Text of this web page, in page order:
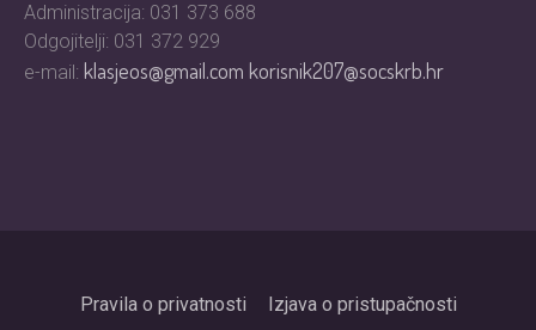
Administracija: 031 373 688
Odgojitelji: 031 372 929
e-mail: klasjeos@gmail.comkorisnik207@socskrb.hr
Pravila o privatnosti Izjava o pristupačnosti